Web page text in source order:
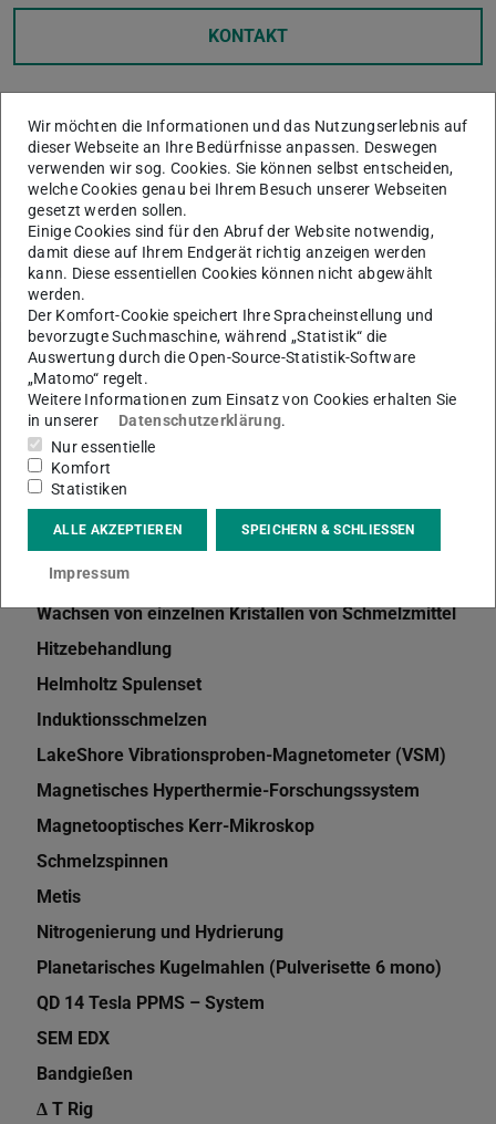
KONTAKT
Themen
Funktionale Materialien (FM)
Weitere Artikel
Kryokugelmahlen (Retsch Kryomühle)
Verdichtung und Verformung
DSC
Messungen des spezifischen elektrischen Widerstands
Bogenschmelzen
Wachsen von einzelnen Kristallen von Schmelzmittel
Hitzebehandlung
Helmholtz Spulenset
Induktionsschmelzen
LakeShore Vibrationsproben-Magnetometer (VSM)
Magnetisches Hyperthermie-Forschungssystem
Magnetooptisches Kerr-Mikroskop
Schmelzspinnen
Metis
Nitrogenierung und Hydrierung
Planetarisches Kugelmahlen (Pulverisette 6 mono)
QD 14 Tesla PPMS – System
SEM EDX
Bandgießen
Δ T Rig
Wir möchten die Informationen und das Nutzungserlebnis auf
dieser Webseite an Ihre Bedürfnisse anpassen. Deswegen
verwenden wir sog. Cookies. Sie können selbst entscheiden,
welche Cookies genau bei Ihrem Besuch unserer Webseiten
gesetzt werden sollen.
Einige Cookies sind für den Abruf der Website notwendig,
damit diese auf Ihrem Endgerät richtig anzeigen werden
kann. Diese essentiellen Cookies können nicht abgewählt
werden.
Der Komfort-Cookie speichert Ihre Spracheinstellung und
bevorzugte Suchmaschine, während „Statistik“ die
Auswertung durch die Open-Source-Statistik-Software
„Matomo“ regelt.
Weitere Informationen zum Einsatz von Cookies erhalten Sie
in unserer
Datenschutzerklärung.
Nur essentielle
Komfort
Statistiken
ALLE AKZEPTIEREN SPEICHERN & SCHLIESSEN
Impressum